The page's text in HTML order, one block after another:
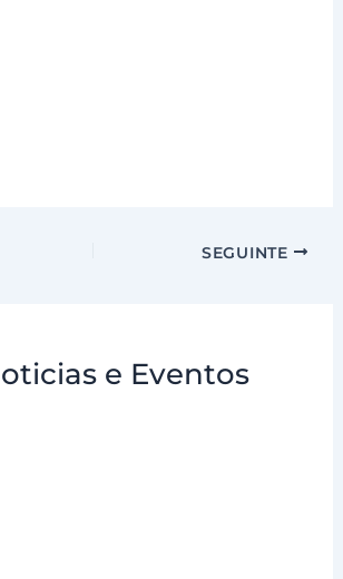
SEGUINTE
e Eventos